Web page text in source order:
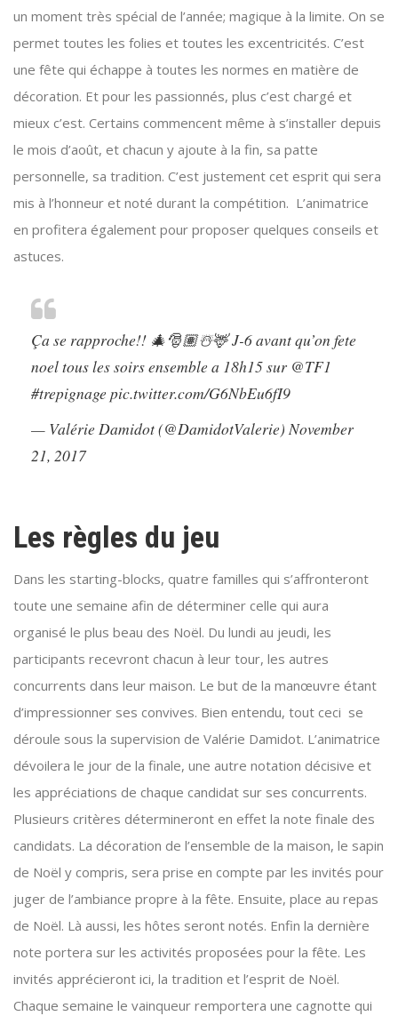
un moment très spécial de l’année; magique à la limite. On se
permet toutes les folies et toutes les excentricités. C’est
une fête qui échappe à toutes les normes en matière de
décoration. Et pour les passionnés, plus c’est chargé et
mieux c’est. Certains commencent même à s’installer depuis
le mois d’août, et chacun y ajoute à la fin, sa patte
personnelle, sa tradition. C’est justement cet esprit qui sera
mis à l’honneur et noté durant la compétition. L’animatrice
en profitera également pour proposer quelques conseils et
astuces.
Ça se rapproche!! 🎄🎅🏽☃️🦌 J-6 avant qu’on fete
noel tous les soirs ensemble a 18h15 sur @TF1
#trepignage pic.twitter.com/G6NbEu6fI9
— Valérie Damidot (@DamidotValerie) November
21, 2017
Les règles du jeu
Dans les starting-blocks, quatre familles qui s’affronteront
toute une semaine afin de déterminer celle qui aura
organisé le plus beau des Noël. Du lundi au jeudi, les
participants recevront chacun à leur tour, les autres
concurrents dans leur maison. Le but de la manœuvre étant
d’impressionner ses convives. Bien entendu, tout ceci se
déroule sous la supervision de Valérie Damidot. L’animatrice
dévoilera le jour de la finale, une autre notation décisive et
les appréciations de chaque candidat sur ses concurrents.
Plusieurs critères détermineront en effet la note finale des
candidats. La décoration de l’ensemble de la maison, le sapin
de Noël y compris, sera prise en compte par les invités pour
juger de l’ambiance propre à la fête. Ensuite, place au repas
de Noël. Là aussi, les hôtes seront notés. Enfin la dernière
note portera sur les activités proposées pour la fête. Les
invités apprécieront ici, la tradition et l’esprit de Noël.
Chaque semaine le vainqueur remportera une cagnotte qui